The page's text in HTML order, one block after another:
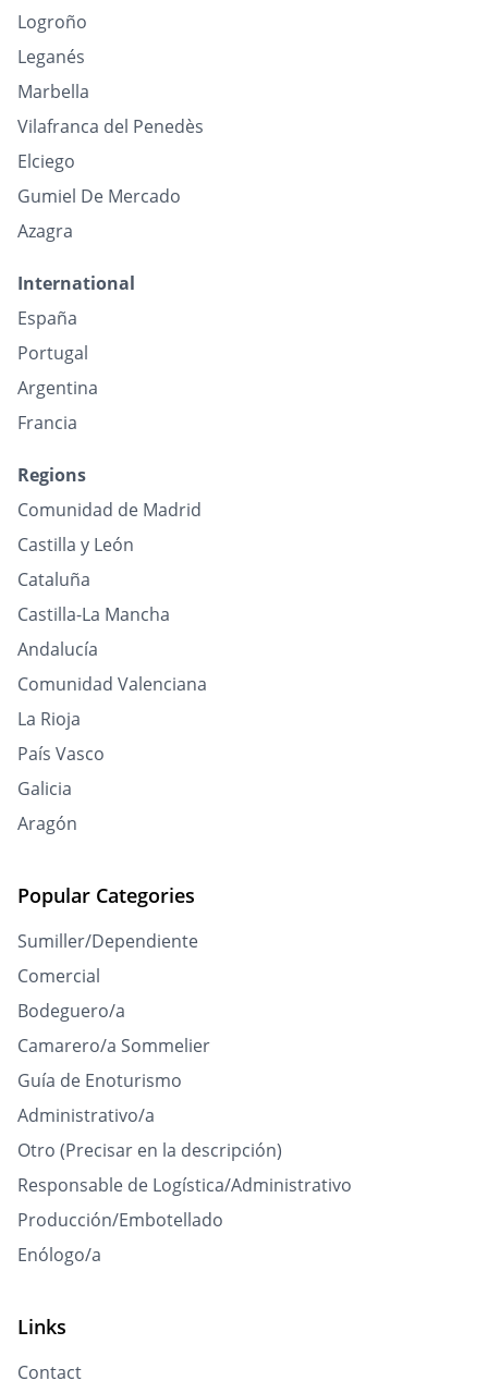
Logroño
Leganés
Marbella
Vilafranca del Penedès
Elciego
Gumiel De Mercado
Azagra
International
España
Portugal
Argentina
Francia
Regions
Comunidad de Madrid
Castilla y León
Cataluña
Castilla-La Mancha
Andalucía
Comunidad Valenciana
La Rioja
País Vasco
Galicia
Aragón
Popular Categories
Sumiller/Dependiente
Comercial
Bodeguero/a
Camarero/a Sommelier
Guía de Enoturismo
Administrativo/a
Otro (Precisar en la descripción)
Responsable de Logística/Administrativo
Producción/Embotellado
Enólogo/a
Links
Contact